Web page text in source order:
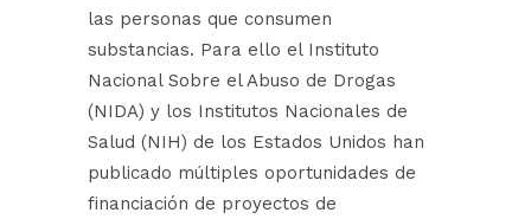
las personas que consumen
substancias. Para ello el Instituto
Nacional Sobre el Abuso de Drogas
(NIDA) y los Institutos Nacionales de
Salud (NIH) de los Estados Unidos han
publicado múltiples oportunidades de
financiación de proyectos de